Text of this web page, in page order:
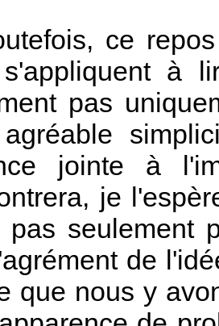
ce
à
pas
jointe à
je
pas seulement
de
que nous y